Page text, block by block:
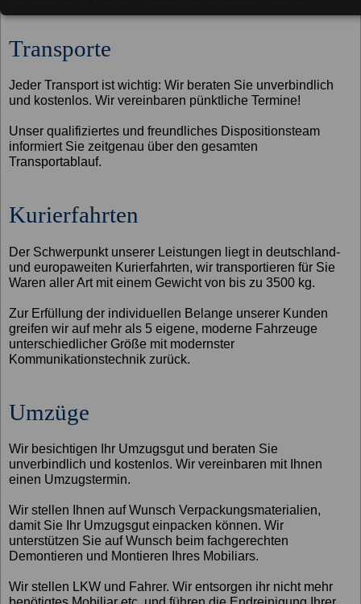
Transporte
Jeder Transport ist wichtig: Wir beraten Sie unverbindlich
und kostenlos. Wir vereinbaren pünktliche Termine!
Unser qualifiziertes und freundliches Dispositionsteam
informiert Sie zeitgenau über den gesamten
Transportablauf.
Kurierfahrten
Der Schwerpunkt unserer Leistungen liegt in deutschland-
und europaweiten Kurierfahrten, wir transportieren für Sie
Waren aller Art mit einem Gewicht von bis zu 3500 kg.
Zur Erfüllung der individuellen Belange unserer Kunden
greifen wir auf mehr als 5 eigene, moderne Fahrzeuge
unterschiedlicher Größe mit modernster
Kommunikationstechnik zurück.
Umzüge
Wir besichtigen Ihr Umzugsgut und beraten Sie
unverbindlich und kostenlos. Wir vereinbaren mit Ihnen
einen Umzugstermin.
Wir stellen Ihnen auf Wunsch Verpackungsmaterialien,
damit Sie Ihr Umzugsgut einpacken können. Wir
unterstützen Sie auf Wunsch beim fachgerechten
Demontieren und Montieren Ihres Mobiliars.
Wir stellen LKW und Fahrer. Wir entsorgen ihr nicht mehr